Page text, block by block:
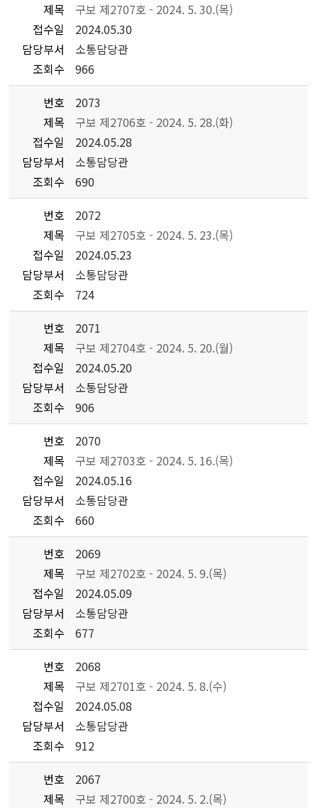
제목
구보 제2707호 - 2024. 5. 30.(목)
접수일
2024.05.30
담당부서
소통담당관
조회수
966
번호
2073
제목
구보 제2706호 - 2024. 5. 28.(화)
접수일
2024.05.28
담당부서
소통담당관
조회수
690
번호
2072
제목
구보 제2705호 - 2024. 5. 23.(목)
접수일
2024.05.23
담당부서
소통담당관
조회수
724
번호
2071
제목
구보 제2704호 - 2024. 5. 20.(월)
접수일
2024.05.20
담당부서
소통담당관
조회수
906
번호
2070
제목
구보 제2703호 - 2024. 5. 16.(목)
접수일
2024.05.16
담당부서
소통담당관
조회수
660
번호
2069
제목
구보 제2702호 - 2024. 5. 9.(목)
접수일
2024.05.09
담당부서
소통담당관
조회수
677
번호
2068
제목
구보 제2701호 - 2024. 5. 8.(수)
접수일
2024.05.08
담당부서
소통담당관
조회수
912
번호
2067
제목
구보 제2700호 - 2024. 5. 2.(목)